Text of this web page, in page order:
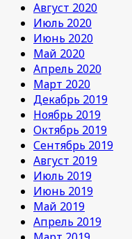
Август 2020
Июль 2020
Июнь 2020
Май 2020
Апрель 2020
Март 2020
Декабрь 2019
Ноябрь 2019
Октябрь 2019
Сентябрь 2019
Август 2019
Июль 2019
Июнь 2019
Май 2019
Апрель 2019